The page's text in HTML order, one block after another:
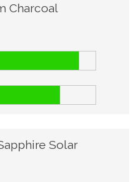
Charcoal
Solar